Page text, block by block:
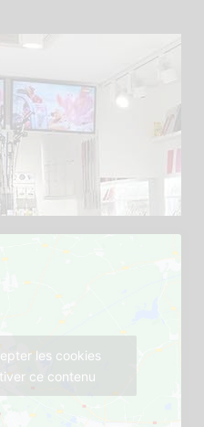
les cookies
ce contenu